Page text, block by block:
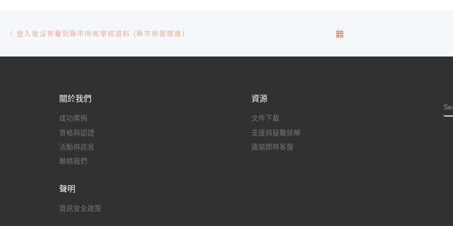
文章導航
登入後沒有看到縣市所有學校資料 (縣市網管理員)
關於我們
成功案例
資格與認證
活動與訊息
聯絡我們
聲明
資訊安全政策
資源
文件下載
支援與疑難排解
遠端即時客服